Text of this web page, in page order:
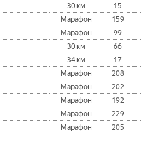
30 км 15
Марафон 159
Марафон 99
30 км 66
34 км 17
Марафон 208
Марафон 202
Марафон 192
Марафон 229
Марафон 205